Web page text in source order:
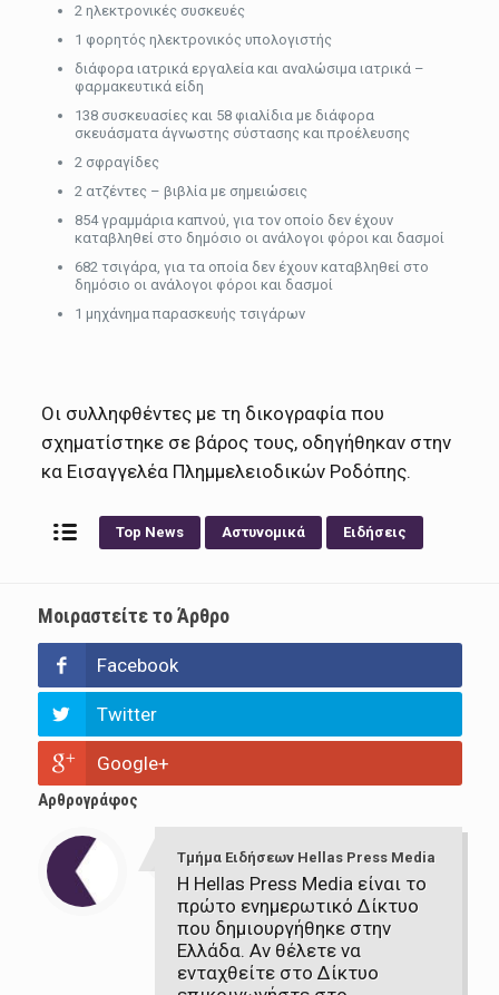
2 ηλεκτρονικές συσκευές
1 φορητός ηλεκτρονικός υπολογιστής
διάφορα ιατρικά εργαλεία και αναλώσιμα ιατρικά –
φαρμακευτικά είδη
138 συσκευασίες και 58 φιαλίδια με διάφορα
σκευάσματα άγνωστης σύστασης και προέλευσης
2 σφραγίδες
2 ατζέντες – βιβλία με σημειώσεις
854 γραμμάρια καπνού, για τον οποίο δεν έχουν
καταβληθεί στο δημόσιο οι ανάλογοι φόροι και δασμοί
682 τσιγάρα, για τα οποία δεν έχουν καταβληθεί στο
δημόσιο οι ανάλογοι φόροι και δασμοί
1 μηχάνημα παρασκευής τσιγάρων
Οι συλληφθέντες με τη δικογραφία που
σχηματίστηκε σε βάρος τους, οδηγήθηκαν στην
κα Εισαγγελέα Πλημμελειοδικών Ροδόπης.
Top News Αστυνομικά Ειδήσεις
Μοιραστείτε το Άρθρο
Facebook
Twitter
Google+
Αρθρογράφος
Τμήμα Ειδήσεων Hellas Press Media
Η Hellas Press Media είναι το
πρώτο ενημερωτικό Δίκτυο
που δημιουργήθηκε στην
Ελλάδα. Αν θέλετε να
ενταχθείτε στο Δίκτυο